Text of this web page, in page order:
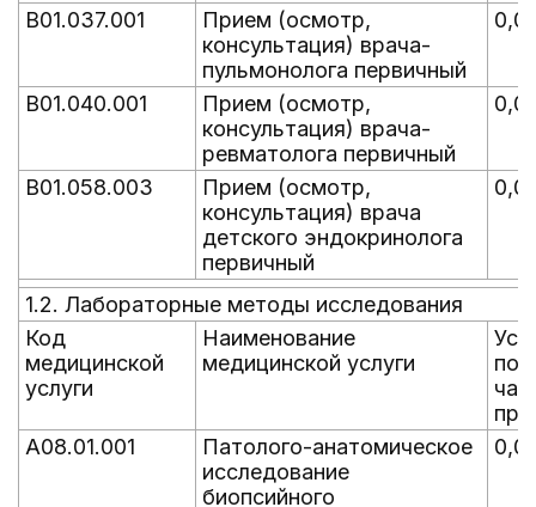
B01.037.001
Прием (осмотр,
консультация) врача-
пульмонолога первичный
B01.040.001
Прием (осмотр,
консультация) врача-
ревматолога первичный
B01.058.003
Прием (осмотр,
консультация) врача
детского эндокринолога
первичный
1.2. Лабораторные методы исследования
Код
медицинской
услуги
Наименование
медицинской услуги
A08.01.001
Патолого-анатомическое
исследование
биопсийного